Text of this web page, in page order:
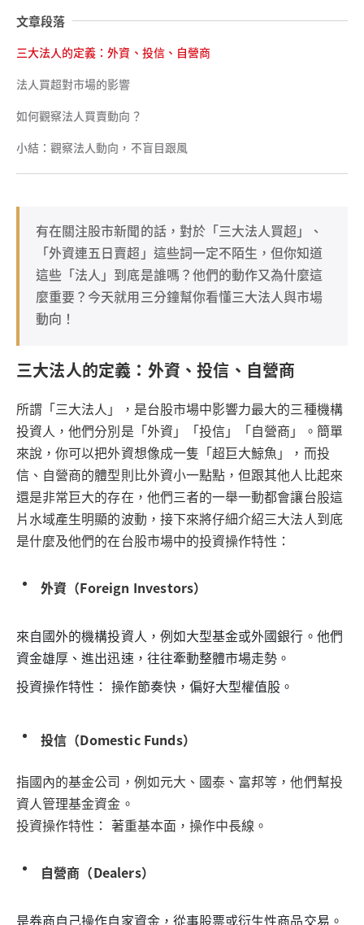
文章段落
三大法人的定義：外資、投信、自營商
法人買超對市場的影響
如何觀察法人買賣動向？
小結：觀察法人動向，不盲目跟風
有在關注股市新聞的話，對於「三大法人買超」、
「外資連五日賣超」這些詞一定不陌生，但你知道
這些「法人」到底是誰嗎？他們的動作又為什麼這
麼重要？今天就用三分鐘幫你看懂三大法人與市場
動向！
三大法人的定義：外資、投信、自營商
所謂「三大法人」，是台股市場中影響力最大的三種機構
投資人，他們分別是「外資」「投信」「自營商」。簡單
來說，你可以把外資想像成一隻「超巨大鯨魚」，而投
信、自營商的體型則比外資小一點點，但跟其他人比起來
還是非常巨大的存在，他們三者的一舉一動都會讓台股這
片水域產生明顯的波動，接下來將仔細介紹三大法人到底
是什麼及他們的在台股市場中的投資操作特性：
外資（Foreign Investors）
來自國外的機構投資人，例如大型基金或外國銀行。他們
資金雄厚、進出迅速，往往牽動整體市場走勢。
投資操作特性： 操作節奏快，偏好大型權值股。
投信（Domestic Funds）
指國內的基金公司，例如元大、國泰、富邦等，他們幫投
資人管理基金資金。
投資操作特性： 著重基本面，操作中長線。
自營商（Dealers）
是券商自己操作自家資金，從事股票或衍生性商品交易。